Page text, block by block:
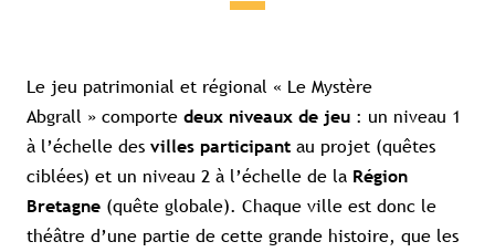
Le jeu patrimonial et régional « Le Mystère
Abgrall » comporte deux niveaux de jeu : un niveau 1
à l’échelle des villes participant au projet (quêtes
ciblées) et un niveau 2 à l’échelle de la Région
Bretagne (quête globale). Chaque ville est donc le
théâtre d’une partie de cette grande histoire, que les